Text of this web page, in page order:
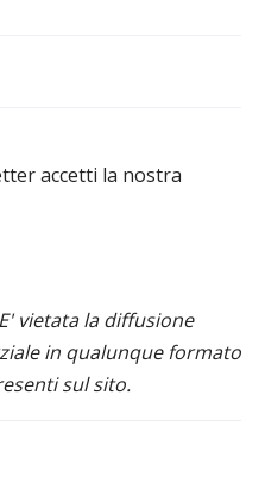
accetti la nostra
vietata la diffusione
in qualunque formato
sul sito.